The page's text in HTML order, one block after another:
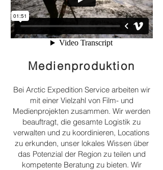
Medienproduktion
Bei Arctic Expedition Service arbeiten wir
mit einer Vielzahl von Film- und
Medienprojekten zusammen. Wir werden
beauftragt, die gesamte Logistik zu
verwalten und zu koordinieren, Locations
zu erkunden, unser lokales Wissen über
das Potenzial der Region zu teilen und
kompetente Beratung zu bieten. Wir